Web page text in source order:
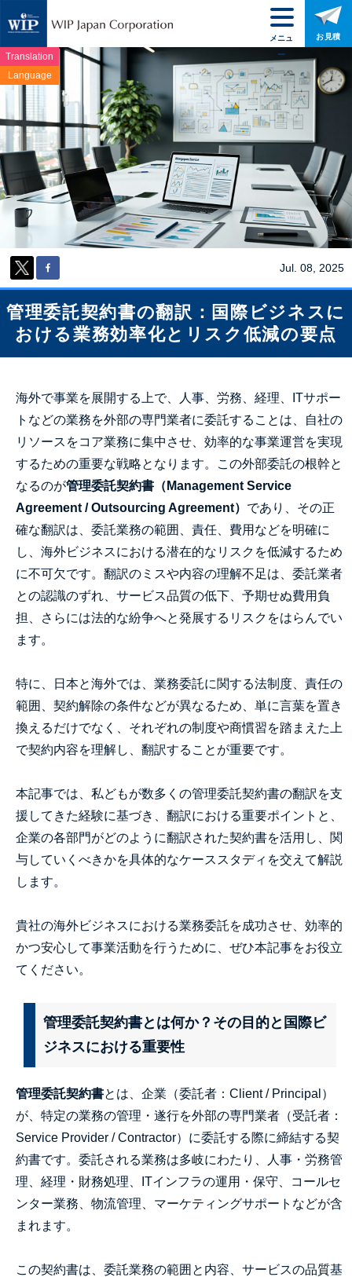
Translation
Language
Jul. 08, 2025
管理委託契約書の翻訳：国際ビジネスに
おける業務効率化とリスク低減の要点
海外で事業を展開する上で、人事、労務、経理、ITサポー
トなどの業務を外部の専門業者に委託することは、自社の
リソースをコア業務に集中させ、効率的な事業運営を実現
するための重要な戦略となります。この外部委託の根幹と
なるのが管理委託契約書（Management Service
Agreement / Outsourcing Agreement） であり、その正
確な翻訳は、委託業務の範囲、責任、費用などを明確に
し、海外ビジネスにおける潜在的なリスクを低減するため
に不可欠です。翻訳のミスや内容の理解不足は、委託業者
との認識のずれ、サービス品質の低下、予期せぬ費用負
担、さらには法的な紛争へと発展するリスクをはらんでい
ます。
特に、日本と海外では、業務委託に関する法制度、責任の
範囲、契約解除の条件などが異なるため、単に言葉を置き
換えるだけでなく、それぞれの制度や商慣習を踏まえた上
で契約内容を理解し、翻訳することが重要です。
本記事では、私どもが数多くの管理委託契約書の翻訳を支
援してきた経験に基づき、翻訳における重要ポイントと、
企業の各部門がどのように翻訳された契約書を活用し、関
与していくべきかを具体的なケーススタディを交えて解説
します。
貴社の海外ビジネスにおける業務委託を成功させ、効率的
かつ安心して事業活動を行うために、ぜひ本記事をお役立
てください。
管理委託契約書とは何か？その目的と国際ビ
ジネスにおける重要性
管理委託契約書とは、企業（委託者：Client / Principal）
が、特定の業務の管理・遂行を外部の専門業者（受託者：
Service Provider / Contractor）に委託する際に締結する契
約書です。委託される業務は多岐にわたり、人事・労務管
理、経理・財務処理、ITインフラの運用・保守、コールセ
ンター業務、物流管理、マーケティングサポートなどが含
まれます。
この契約書は、委託業務の範囲と内容、サービスの品質基
メニュ
ー
お見積